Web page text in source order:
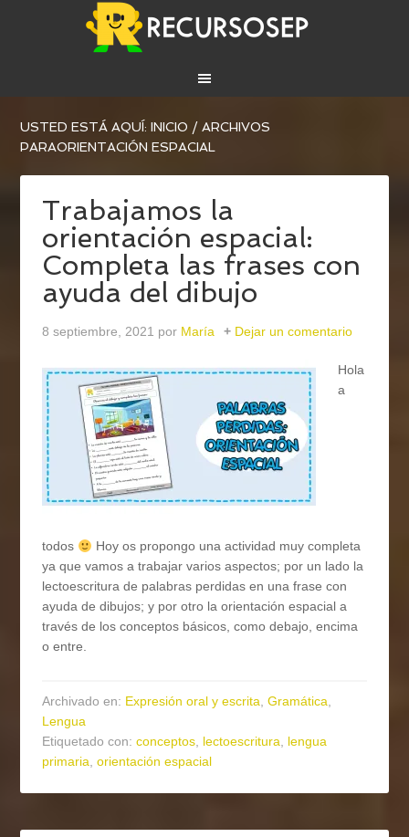
USTED ESTÁ AQUÍ:INICIO / ARCHIVOS
PARAORIENTACIÓN ESPACIAL
Trabajamos la
orientación espacial:
Completa las frases con
ayuda del dibujo
8 septiembre, 2021 por María Dejar un comentario
Hola
a
todos
Hoy os propongo una actividad muy completa
ya que vamos a trabajar varios aspectos; por un lado la
lectoescritura de palabras perdidas en una frase con
ayuda de dibujos; y por otro la orientación espacial a
través de los conceptos básicos, como debajo, encima
o entre.
Archivado en: Expresión oral y escrita,Gramática,
Lengua
Etiquetado con:conceptos, lectoescritura, lengua
primaria,orientación espacial